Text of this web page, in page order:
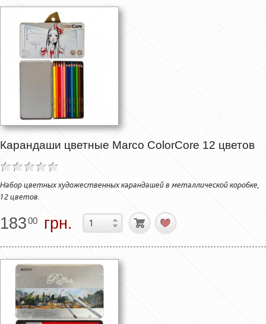
Карандаши цветные Marco ColorCore 12 цветов
Набор цветных художественных карандашей в металлической коробке,
12 цветов.
18300 грн.